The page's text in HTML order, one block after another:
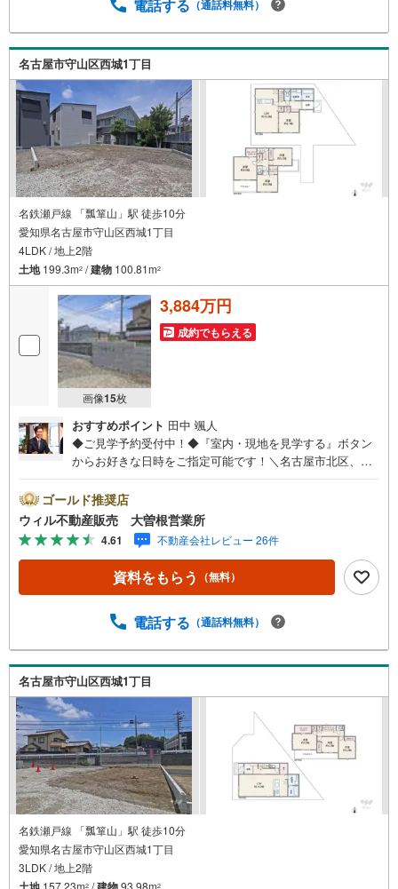
動産業者間で不動産情報が共有されているので、名古屋市
全域や、その他隣接エリアでもご内覧が可能です！ 【大曽
根営業所】○地下鉄名城線、JR中央線「大曽根」駅徒歩1分
○お子様が遊べるキッズスペースあり○定休日ございません
電話する （通話料無料）
名古屋市守山区西城1丁目
名鉄瀬戸線 「瓢箪山」駅 徒歩10分
愛知県名古屋市守山区西城1丁目
4LDK / 地上2階
土地199.3m2 /建物 100.81m2
画像15枚
3,884万円
成約でもらえる
おすすめポイント 田中 颯人
◆ご見学予約受付中！◆『室内・現地を見学する』ボタン
からお好きな日時をご指定可能です！＼名古屋市北区、守
区、守山区の直接のご売却依頼を数多くいただいている不
動産仲介会社です。ネット上で分かる立地環境はもちろ
ん、過去にお任せいただいたお客様に現地の生の声をもと
に住戸環境を提案致します。＼平日のお住まい探しの方へ/
弊社では平日にご内覧・契約など平日にお住まい探しをさ
れるお客様にサービスをご用意しています。＼お仕事で忙
事前にご予約頂きましたら営業時間外でのご内覧もご対応
動産業者間で不動産情報が共有されているので、名古屋市
全域や、その他隣接エリアでもご内覧が可能です！ 【大曽
根営業所】○地下鉄名城線、JR中央線「大曽根」駅徒歩1分
○お子様が遊べるキッズスペースあり○定休日ございません
ゴールド推奨店
ウィル不動産販売 大曽根営業所
4.61 不動産会社レビュー 26件
資料をもらう （無料）
電話する （通話料無料）
名古屋市守山区西城1丁目
名鉄瀬戸線 「瓢箪山」駅 徒歩10分
愛知県名古屋市守山区西城1丁目
3LDK / 地上2階
157.23m2 / 93.98m2